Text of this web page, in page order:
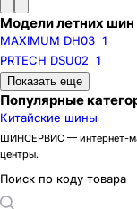
Модели летних
MAXIMUM DH03 1
PRTECH DSU02 1
Бренды
Ikon
Formula
Gislaved
Kumho
Hankook
Bridgestone
Показать еще
Популярные
Китайские шины
ШИНСЕРВИС — интернет-
центры.
Поиск по коду товара